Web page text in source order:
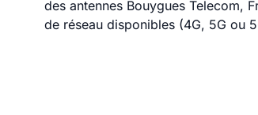
des antennes Bouygues Telecom,
de réseau disponibles (4G, 5G ou